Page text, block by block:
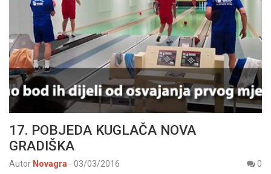
17. POBJEDA KUGLAČA NOVA
GRADIŠKA
Autor Novagra - 03/03/2016
0